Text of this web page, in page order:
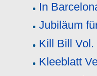
In
Jubiläum
Kill Bill Vol.
Kleeblatt